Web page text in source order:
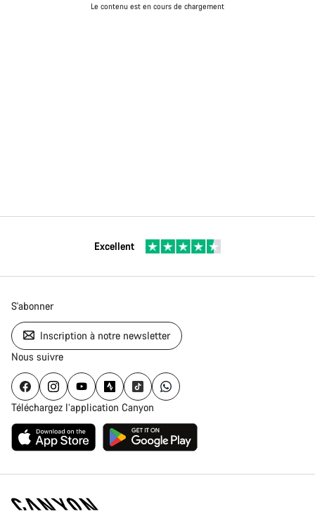
Le contenu est en cours de chargement
Excellent
S'abonner
Inscription à notre newsletter
Nous suivre
Téléchargez l’application Canyon